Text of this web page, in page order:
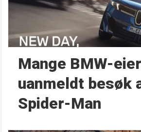
Mange BMW-
uanmeldt besøk
Spider-Man